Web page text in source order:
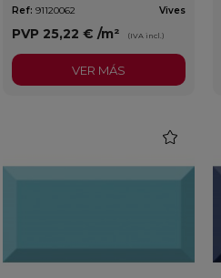
Ref: 91120062 Vives
PVP 25,22 € /m² (IVA incl.)
VER MÁS